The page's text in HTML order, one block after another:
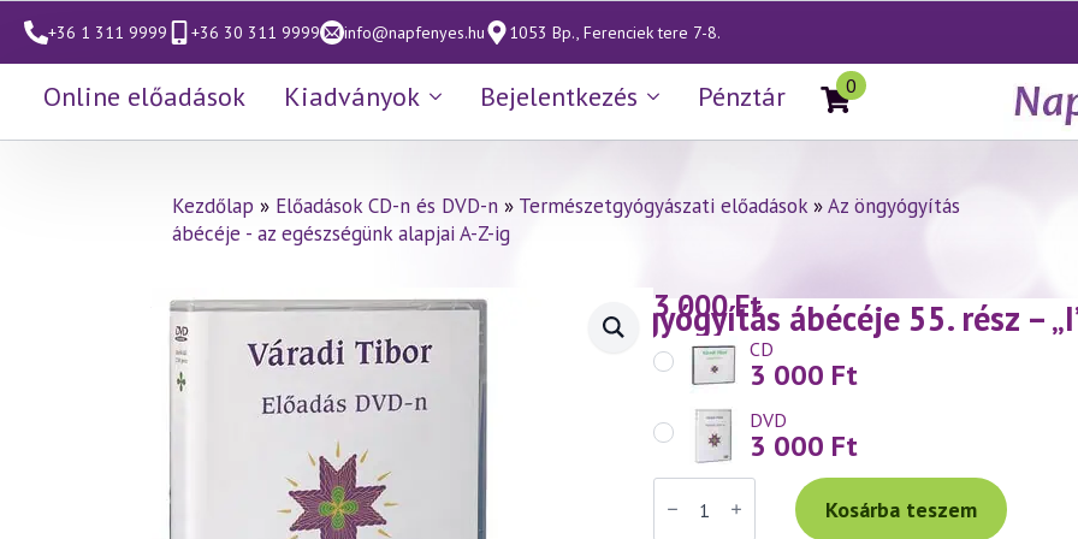
+36 1 311 9999 +36 30 311 9999 info@napfenyes.hu 1053 Bp., Ferenciek tere 7-8.
Online előadások Kiadványok Bejelentkezés Pénztár 0
Kezdőlap » Előadások CD-n és DVD-n » Természetgyógyászati előadások»Az öngyógyítás
ábécéje - az egészségünk alapjai A-Z-ig
Váradi Tibor előadás (446) — Az öngyógyítás ábécéje 55. rész –
3 000Ft
CD
3 000 Ft
DVD
3 000 Ft
Váradi
Tibor
előadás
Kosárba teszem